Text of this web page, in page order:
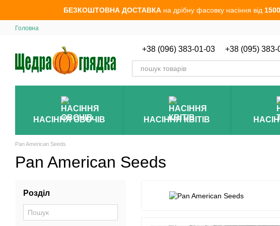
Перейти до основного контентуБЕЗКОШТОВНА ДОСТАВКА на дрібну фасовку насіння від 1500
Головна
+38 (096) 383-01-03 +38 (095) 383-
НАСІННЯ ОВОЧІВ НАСІННЯ КВІТІВ
Pan American Seeds
Pan American Seeds
Розділ